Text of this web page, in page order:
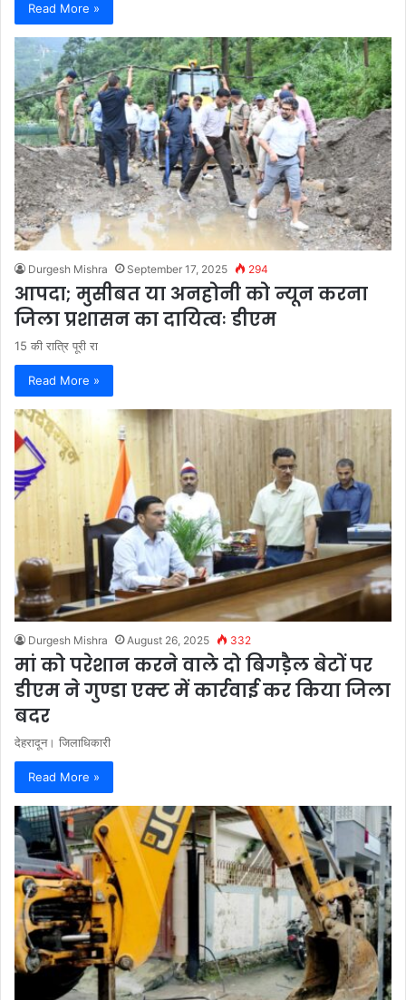
Read More »
Durgesh Mishra September 17, 2025 294
आपदा; मुसीबत या अनहोनी को न्यून करना
जिला प्रशासन का दायित्वः डीएम
15 की रात्रि पूरी रा
Read More »
Durgesh Mishra August 26, 2025 332
मां को परेशान करने वाले दो बिगडै़ल बेटों पर
डीएम ने गुण्डा एक्ट में कार्रवाई कर किया जिला
बदर
देहरादून। जिलाधिकारी
Read More »